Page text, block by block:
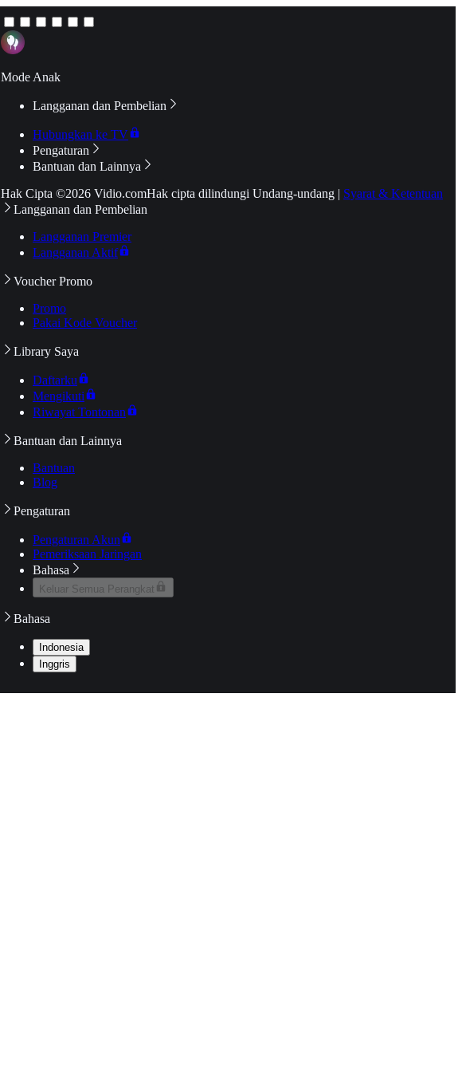
Mode Anak
Langganan dan Pembelian
Hubungkan ke TV
Pengaturan
Bantuan dan Lainnya
Hak Cipta ©2026 Vidio.comHak cipta dilindungi Undang-undang | Syarat & Ketentuan
Langganan dan Pembelian
Langganan Premier
Langganan Aktif
Voucher Promo
Promo
Pakai Kode Voucher
Library Saya
Daftarku
Mengikuti
Riwayat Tontonan
Bantuan dan Lainnya
Bantuan
Blog
Pengaturan
Pengaturan Akun
Pemeriksaan Jaringan
Bahasa
Keluar Semua Perangkat
Bahasa
Indonesia
Inggris